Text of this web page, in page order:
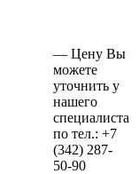
— Цену Вы
можете
уточнить у
нашего
специалиста
по тел.: +7
(342) 287-
50-90